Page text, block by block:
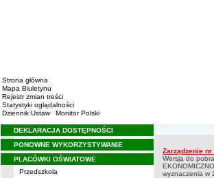
Strona główna
Mapa Biuletynu
Rejestr zmian treści
Statystyki oglądalności
Dziennik Ustaw
Monitor Polski
Menu
DEKLARACJA DOSTĘPNOŚCI
PONOWNE WYKORZYSTYWANIE
PLACÓWKI OŚWIATOWE
Przedszkola
Zarządzenia 2025
Zarządzenia
Zarządzenie nr
Wersja do
wyznaczenia w